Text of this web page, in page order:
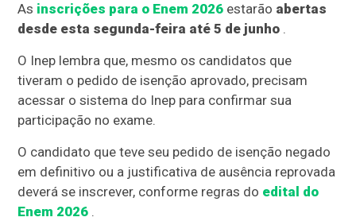
As inscrições para o Enem 2026 estarão abertas
desde esta segunda-feira até 5 de junho .
O Inep lembra que, mesmo os candidatos que
tiveram o pedido de isenção aprovado, precisam
acessar o sistema do Inep para confirmar sua
participação no exame.
O candidato que teve seu pedido de isenção negado
em definitivo ou a justificativa de ausência reprovada
deverá se inscrever, conforme regras do edital do
Enem 2026 .